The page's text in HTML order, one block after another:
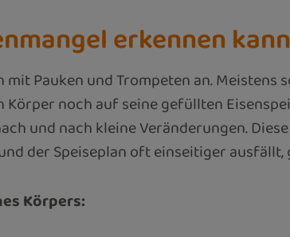
erkennen
Pauken und Trompeten an.
Körper noch auf seine gefüllten
und nach kleine Veränderungen.
der Speiseplan oft einseitiger
Körpers: